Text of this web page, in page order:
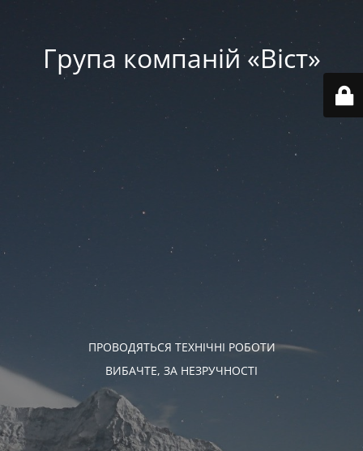
Група компаній «‎Віст»‎
ПРОВОДЯТЬСЯ ТЕХНІЧНІ РОБОТИ
ВИБАЧТЕ, ЗА НЕЗРУЧНОСТІ